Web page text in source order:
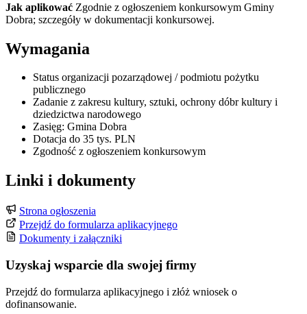
Jak aplikować Zgodnie z ogłoszeniem konkursowym Gminy
Dobra; szczegóły w dokumentacji konkursowej.
Wymagania
Status organizacji pozarządowej / podmiotu pożytku
publicznego
Zadanie z zakresu kultury, sztuki, ochrony dóbr kultury i
dziedzictwa narodowego
Zasięg: Gmina Dobra
Dotacja do 35 tys. PLN
Zgodność z ogłoszeniem konkursowym
Linki i dokumenty
Strona ogłoszenia
Przejdź do formularza aplikacyjnego
Dokumenty i załączniki
Uzyskaj wsparcie dla swojej firmy
Przejdź do formularza aplikacyjnego i złóż wniosek o
dofinansowanie.